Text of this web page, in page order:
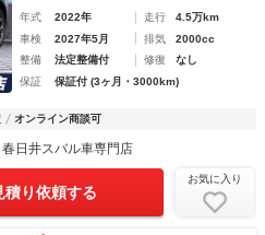
年式 2022年 走行
4.5万km
車検
2027年5月 排気
2000cc
整備
法定整備付 修復
なし
保証
保証付 (3ヶ月・3000km)
オンライン商談可
日井スバル車専門店
積り依頼する
お気に入り